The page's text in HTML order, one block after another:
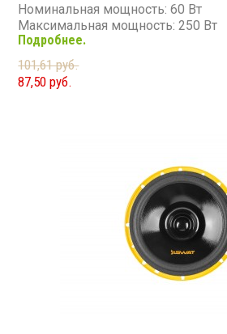
Номинальная мощность: 60 Вт
Максимальная мощность: 250 Вт
Диапазон частот: 80 - 16 000 Гц
Чувствительность: 88 дБ
Сопротивление: 4 Ом
Подробнее.
101,61 руб.
87,50 руб.